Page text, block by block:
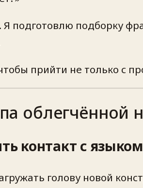
Я подготовлю подборку
прийти не только с
облегчённой
контакт с языком
голову новой